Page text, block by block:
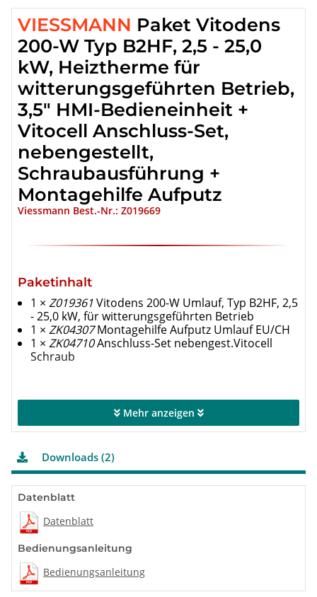
VIESSMANN Paket Vitodens
200-W Typ B2HF, 2,5 - 25,0
kW, Heiztherme für
witterungsgeführten Betrieb,
3,5″ HMI-Bedieneinheit +
Vitocell Anschluss-Set,
nebengestellt,
Schraubausführung +
Montagehilfe Aufputz
Viessmann Best.-Nr.: Z019669
Paketinhalt
1 × Z019361Vitodens 200-W Umlauf, Typ B2HF, 2,5
- 25,0 kW, für witterungsgeführten Betrieb
1 × ZK04307Montagehilfe Aufputz Umlauf EU/CH
1 × ZK04710Anschluss-Set nebengest.Vitocell
Schraub
Therme
Vitodens 200-W Typ B2HF, 2,5 - 25,0
kW, für witterungsgeführten Betrieb,
3,5″ HMI-Bedieneinheit
Viessmann Best.-Nrn.: Z019361 (Erdgas E(H), Erdgas LL,
2,5 - 25,0 kW bei 50/30°C Erdgas E, Erdgas LL,
Flüssiggas P (Min - Max)
2,2 - 23,0 kW bei 80/60°C Erdgas E, Erdgas LL,
Mehr anzeigen
Downloads (2)
Datenblatt
Datenblatt
Bedienungsanleitung
Bedienungsanleitung